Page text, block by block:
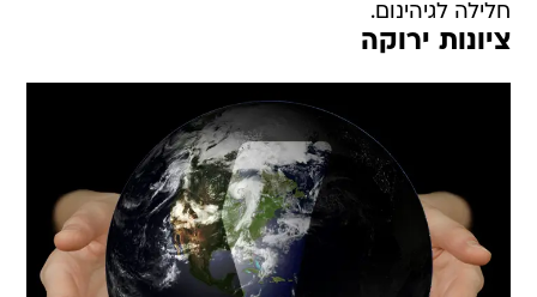
חלילה לגיהינום.
ציונות ירוקה